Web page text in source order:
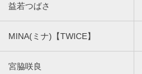
益若つばさ
MINA(ミナ)【TWICE】
宮脇咲良